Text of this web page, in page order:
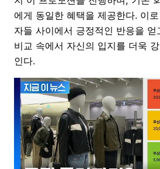
에게 동일한 혜택을 제공한다. 이
자들 사이에서 긍정적인 반응을 얻
비교 속에서 자신의 입지를 더욱
인다.